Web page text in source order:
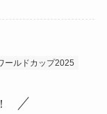
ールドカップ2025